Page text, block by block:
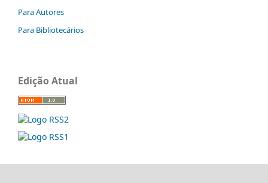
Para Autores
Para Bibliotecários
Edição Atual